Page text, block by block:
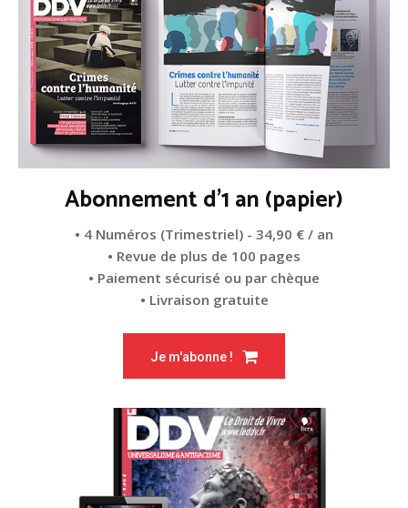
Abonnement d'1 an (papier)
• 4 Numéros (Trimestriel) - 34,90 € / an
• Revue de plus de 100 pages
• Paiement sécurisé ou par chèque
• Livraison gratuite
Je m'abonne !